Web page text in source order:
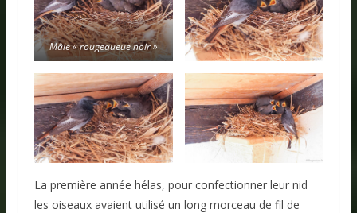
Mâle « rougequeue noir »
La première année hélas, pour confectionner leur nid
les oiseaux avaient utilisé un long morceau de fil de